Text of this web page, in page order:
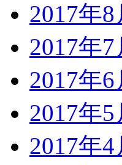
2017年8
2017年7
2017年6
2017年5
2017年4